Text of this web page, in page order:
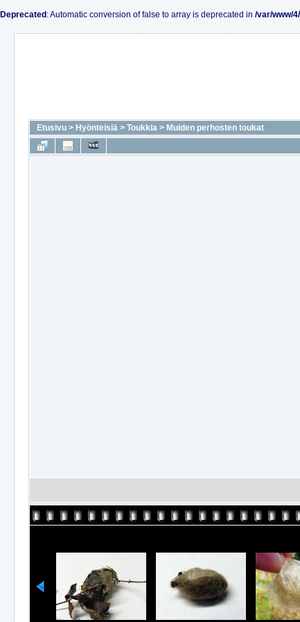
Deprecated : Automatic conversion of false to array is deprecated in /var/www/
Etusivu > Hyönteisiä > Toukkia > Muiden perhosten toukat